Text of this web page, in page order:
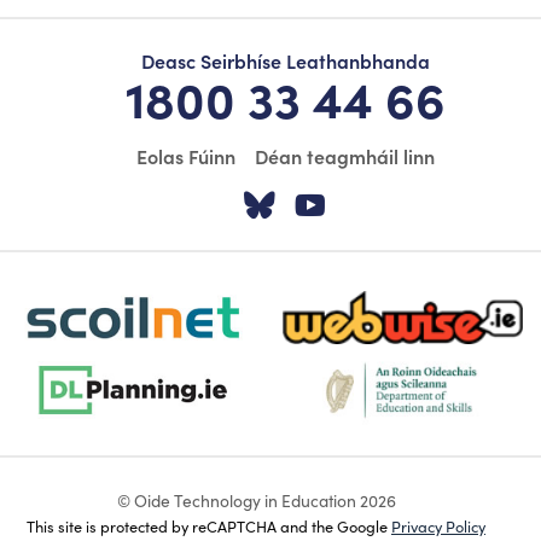
Deasc Seirbhíse Leathanbhanda
1800 33 44 66
Eolas Fúinn Déan teagmháil linn
Tabhair cuairt ar
scoilnet-footer-logo3 webwise-logo-sticky
dlplanning-footer-logo-5 dept-education-footer-
© Oide Technology in Education 2026
This site is protected by reCAPTCHA and the Google Privacy Policy